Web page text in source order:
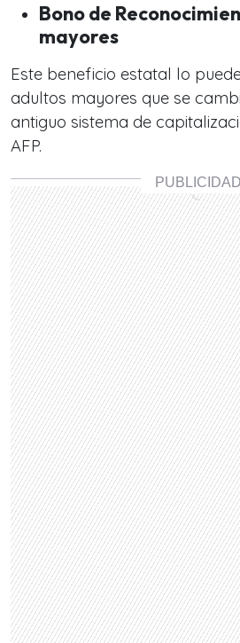
Bono de
mayores
Este beneficio estatal lo
adultos mayores que se
antiguo sistema de
AFP.